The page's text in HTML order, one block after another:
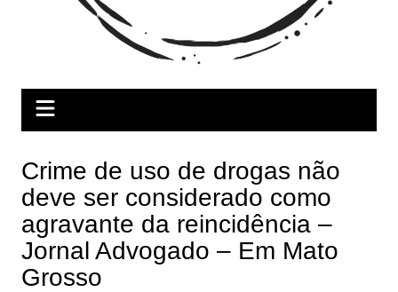
Crime de uso de drogas não
deve ser considerado como
agravante da reincidência –
Jornal Advogado – Em Mato
Grosso